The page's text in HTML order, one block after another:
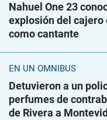
Nahuel One 23
explosión del cajero
como cantante
EN UN ÓMNIBUS
Detuvieron a un
perfumes de
de Rivera a